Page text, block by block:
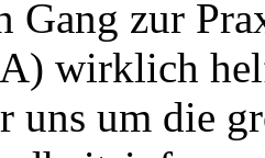
Gang zur
wirklich
uns um die